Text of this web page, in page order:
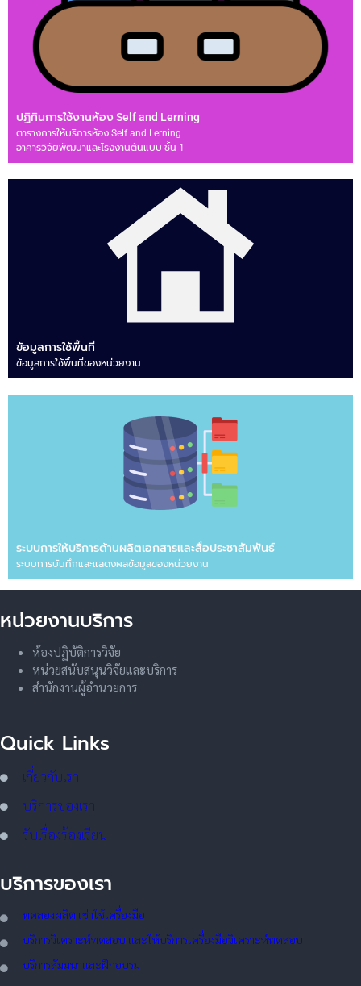
ปฏิทินการใช้งานห้อง Self and Lerning
ตารางการให้บริการห้อง Self and Lerning
อาคารวิจัยพัฒนาและโรงงานต้นแบบ ชั้น 1
ข้อมูลการใช้พื้นที่
ข้อมูลการใช้พื้นที่ของหน่วยงาน
ระบบการให้บริการด้านผลิตเอกสารและสื่อประชาสัมพันธ์
ระบบการบันทึกและแสดงผลข้อมูลของหน่วยงาน
หน่วยงานบริการ
ห้องปฏิบัติการวิจัย
หน่วยสนับสนุนวิจัยและบริการ
สำนักงานผู้อำนวยการ
Quick Links
เกี่ยวกับเรา
บริการของเรา
รับเรื่องร้องเรียน
บริการของเรา
ทดลองผลิต เช่าใช้เครื่องมือ
บริการวิเคราะห์ทดสอบ และให้บริการเครื่องมือวิเคราะห์ทดสอบ
บริการสัมมนาและฝึกอบรม